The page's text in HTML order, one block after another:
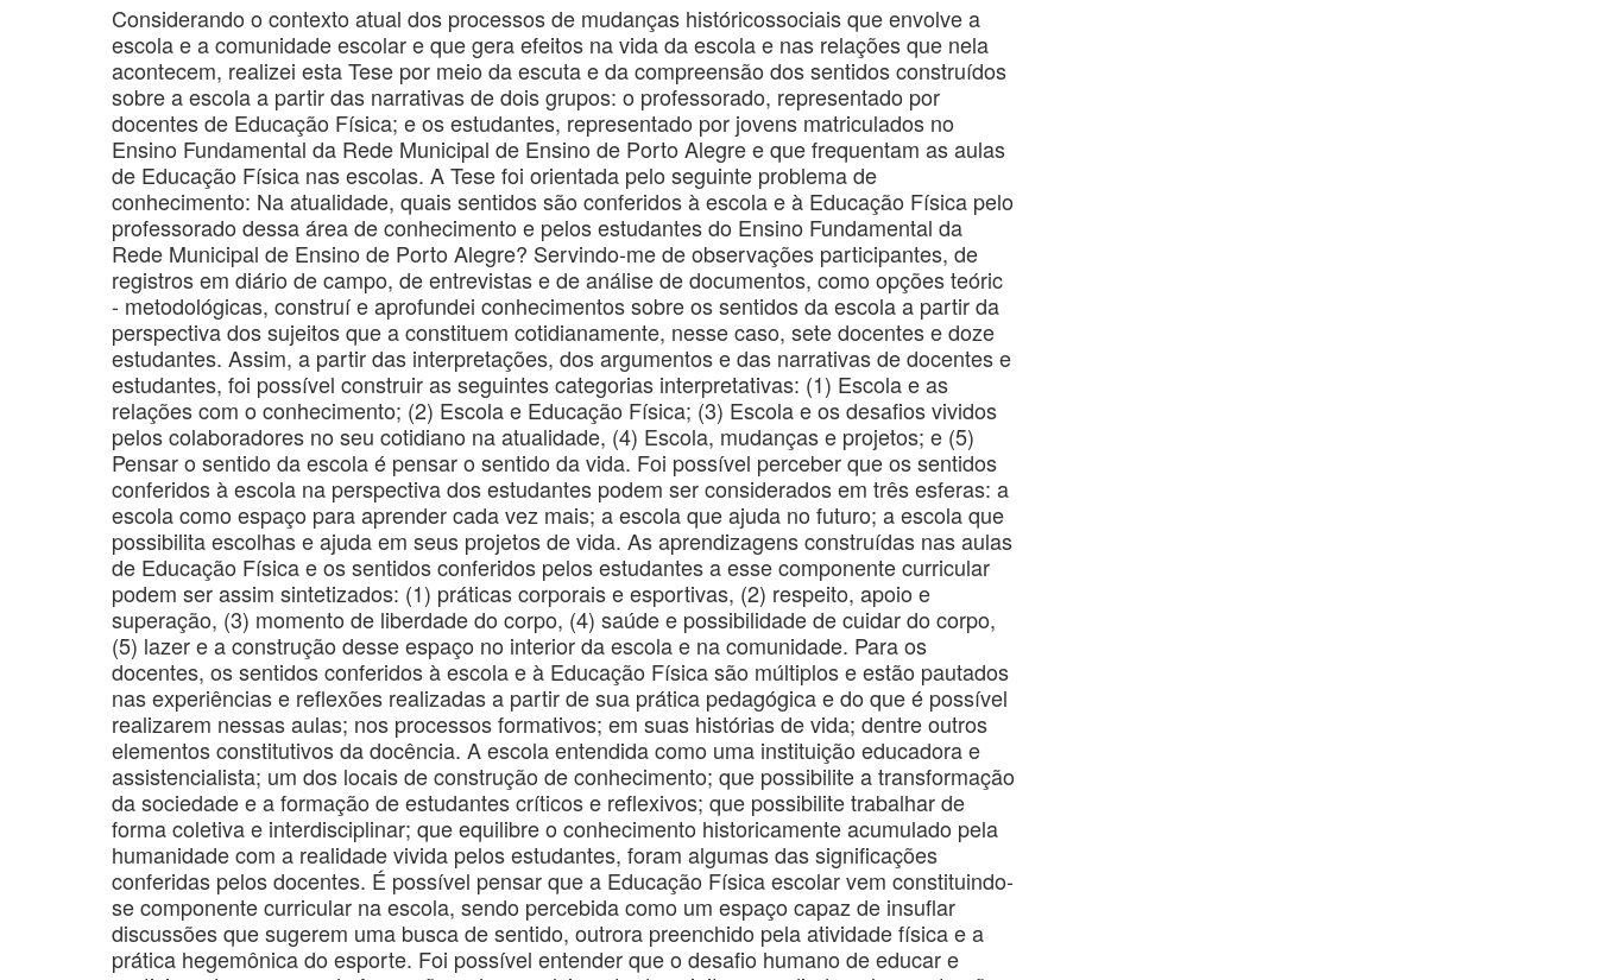
Considerando o contexto atual dos processos de mudanças históricossociais que envolve a
escola e a comunidade escolar e que gera efeitos na vida da escola e nas relações que nela
acontecem, realizei esta Tese por meio da escuta e da compreensão dos sentidos construídos
sobre a escola a partir das narrativas de dois grupos: o professorado, representado por
docentes de Educação Física; e os estudantes, representado por jovens matriculados no
Ensino Fundamental da Rede Municipal de Ensino de Porto Alegre e que frequentam as aulas
de Educação Física nas escolas. A Tese foi orientada pelo seguinte problema de
conhecimento: Na atualidade, quais sentidos são conferidos à escola e à Educação Física pelo
professorado dessa área de conhecimento e pelos estudantes do Ensino Fundamental da
Rede Municipal de Ensino de Porto Alegre? Servindo-me de observações participantes, de
registros em diário de campo, de entrevistas e de análise de documentos, como opções teóric
- metodológicas, construí e aprofundei conhecimentos sobre os sentidos da escola a partir da
perspectiva dos sujeitos que a constituem cotidianamente, nesse caso, sete docentes e doze
estudantes. Assim, a partir das interpretações, dos argumentos e das narrativas de docentes e
estudantes, foi possível construir as seguintes categorias interpretativas: (1) Escola e as
relações com o conhecimento; (2) Escola e Educação Física; (3) Escola e os desafios vividos
pelos colaboradores no seu cotidiano na atualidade, (4) Escola, mudanças e projetos; e (5)
Pensar o sentido da escola é pensar o sentido da vida. Foi possível perceber que os sentidos
conferidos à escola na perspectiva dos estudantes podem ser considerados em três esferas: a
escola como espaço para aprender cada vez mais; a escola que ajuda no futuro; a escola que
possibilita escolhas e ajuda em seus projetos de vida. As aprendizagens construídas nas aulas
de Educação Física e os sentidos conferidos pelos estudantes a esse componente curricular
podem ser assim sintetizados: (1) práticas corporais e esportivas, (2) respeito, apoio e
superação, (3) momento de liberdade do corpo, (4) saúde e possibilidade de cuidar do corpo,
(5) lazer e a construção desse espaço no interior da escola e na comunidade. Para os
docentes, os sentidos conferidos à escola e à Educação Física são múltiplos e estão pautados
nas experiências e reflexões realizadas a partir de sua prática pedagógica e do que é possível
realizarem nessas aulas; nos processos formativos; em suas histórias de vida; dentre outros
elementos constitutivos da docência. A escola entendida como uma instituição educadora e
assistencialista; um dos locais de construção de conhecimento; que possibilite a transformação
da sociedade e a formação de estudantes críticos e reflexivos; que possibilite trabalhar de
forma coletiva e interdisciplinar; que equilibre o conhecimento historicamente acumulado pela
humanidade com a realidade vivida pelos estudantes, foram algumas das significações
conferidas pelos docentes. É possível pensar que a Educação Física escolar vem constituindo-
se componente curricular na escola, sendo percebida como um espaço capaz de insuflar
discussões que sugerem uma busca de sentido, outrora preenchido pela atividade física e a
prática hegemônica do esporte. Foi possível entender que o desafio humano de educar e